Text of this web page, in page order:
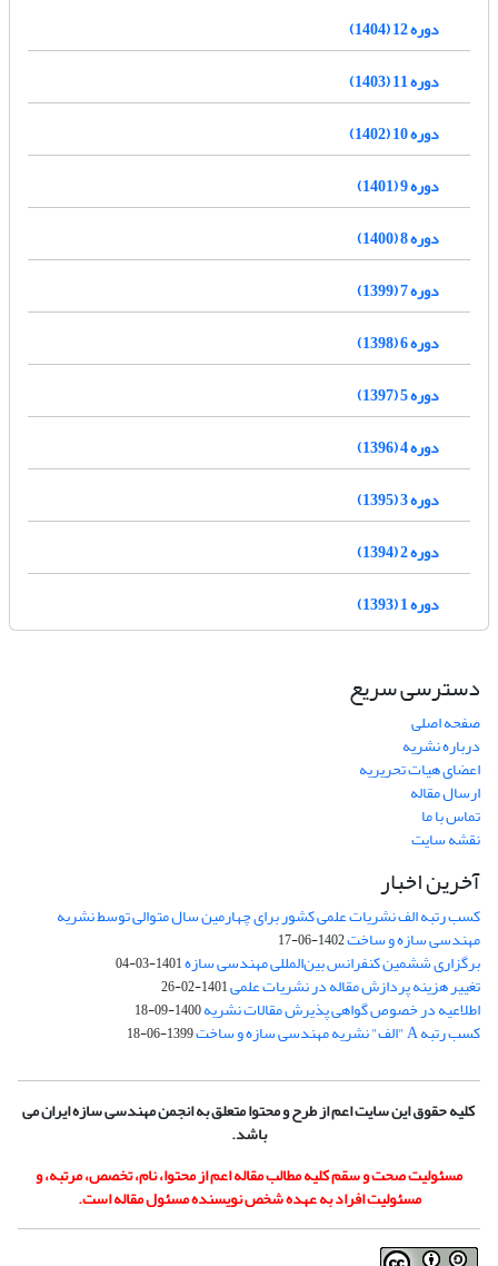
دوره 12 (1404)
دوره 11 (1403)
دوره 10 (1402)
دوره 9 (1401)
دوره 8 (1400)
دوره 7 (1399)
دوره 6 (1398)
دوره 5 (1397)
دوره 4 (1396)
دوره 3 (1395)
دوره 2 (1394)
دوره 1 (1393)
دسترسی سریع
صفحه اصلی
درباره نشریه
اعضای هیات تحریریه
ارسال مقاله
تماس با ما
نقشه سایت
آخرین اخبار
کسب رتبه الف نشریات علمی کشور برای چهارمین سال متوالی توسط نشریه
مهندسی سازه و ساخت1402-06-17
برگزاری ششمین کنفرانس بین‌المللی مهندسی سازه1401-03-04
تغییر هزینه پردازش مقاله در نشریات علمی1401-02-26
اطلاعیه در خصوص گواهی پذیرش مقالات نشریه1400-09-18
کسب رتبه A "الف" نشریه مهندسی سازه و ساخت 1399-06-18
کلیه حقوق این سایت اعم از طرح و محتوا متعلق به انجمن مهندسی سازه ایران می
باشد.
مسئولیت صحت و سقم کلیه مطالب مقاله اعم از محتوا، نام، تخصص، مرتبه، و
مسئولیت افراد به عهده شخص نویسنده مسئول مقاله است.